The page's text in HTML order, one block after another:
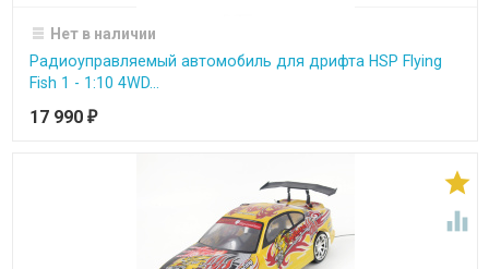
Нет в наличии
Радиоуправляемый автомобиль для дрифта HSP Flying
Fish 1 - 1:10 4WD...
17 990 ₽

